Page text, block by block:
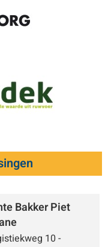
Bakker Piet
10 -